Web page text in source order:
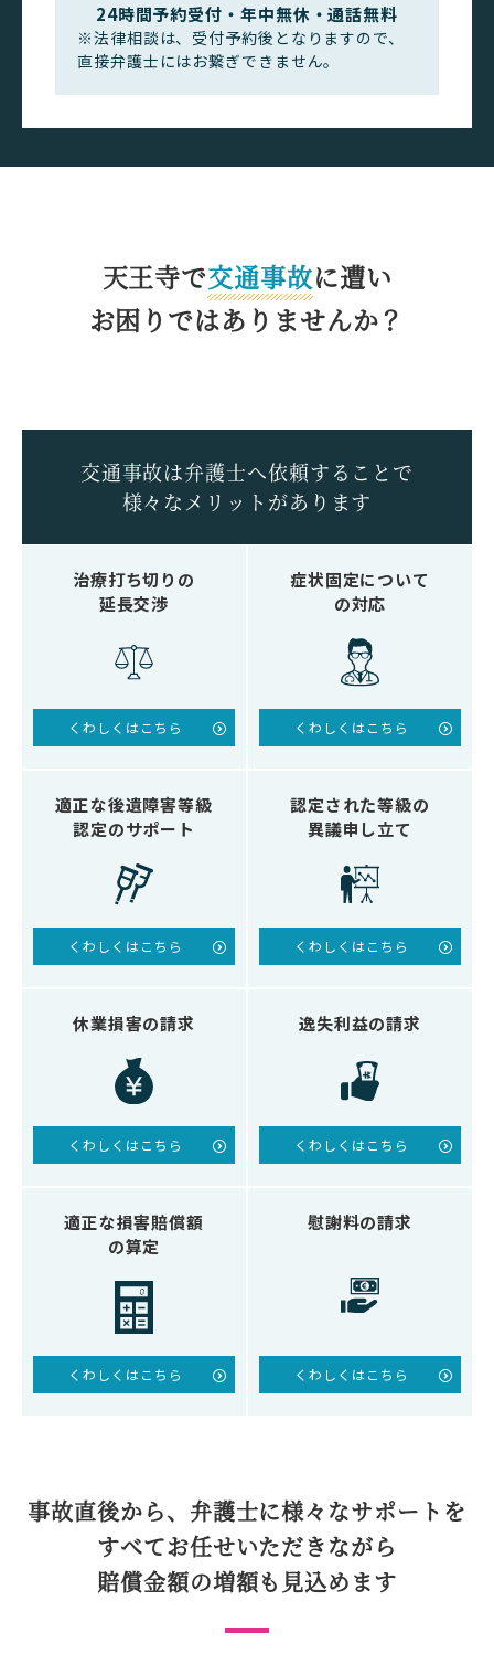
24時間予約受付・年中無休・通話無料
※法律相談は、受付予約後となりますので、
直接弁護士にはお繋ぎできません。
天王寺で交通事故に遭い
お困りではありませんか？
交通事故は弁護士へ依頼することで
様々なメリットがあります
治療打ち切りの
延長交渉
くわしくはこちら
症状固定について
の対応
くわしくはこちら
適正な後遺障害等級
認定のサポート
くわしくはこちら
認定された等級の
異議申し立て
くわしくはこちら
休業損害の請求
くわしくはこちら
逸失利益の請求
くわしくはこちら
適正な損害賠償額
の算定
くわしくはこちら
慰謝料の請求
くわしくはこちら
事故直後から、弁護士に様々なサポートを
すべてお任せいただきながら
賠償金額の増額も見込めます